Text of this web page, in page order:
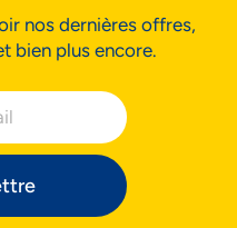
nos dernières offres,
bien plus encore.